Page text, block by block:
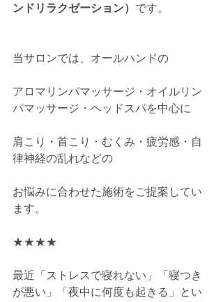
ンドリラクゼーション） です。
当サロンでは、オールハンドの
アロマリンパマッサージ・オイルリン
パマッサージ・ヘッドスパを中心に
肩こり・首こり・むくみ・疲労感・自
律神経の乱れなどの
お悩みに合わせた施術をご提案してい
ます。
★★★★
最近「ストレスで寝れない」「寝つき
が悪い」「夜中に何度も起きる」とい